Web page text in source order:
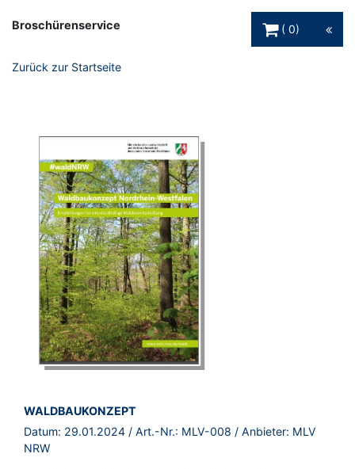
Broschürenservice
0
Zurück zur Startseite
BROSCHÜRE:
WALDBAUKONZEPT
Datum: 29.01.2024 / Art.-Nr.: MLV-008 / Anbieter: MLV
NRW